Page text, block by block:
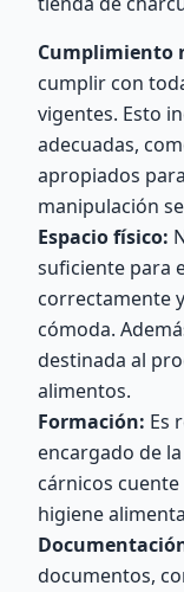
Cumplimiento
cumplir con
vigentes. Esto
adecuadas,
apropiados
manipulación
Espacio físico:
suficiente para
correctamente
cómoda.
destinada al
alimentos.
Formación: Es
encargado de
cárnicos
higiene
documentos,